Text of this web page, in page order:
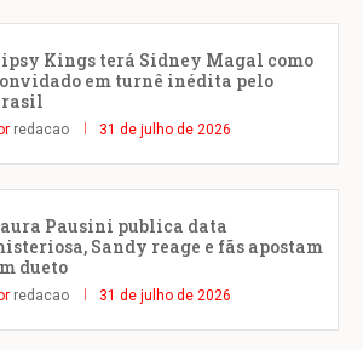
Kings terá Sidney Magal como
em turnê inédita pelo
redacao 31 de julho de 2026
Pausini publica data
Sandy reage e fãs apostam
dueto
redacao 31 de julho de 2026